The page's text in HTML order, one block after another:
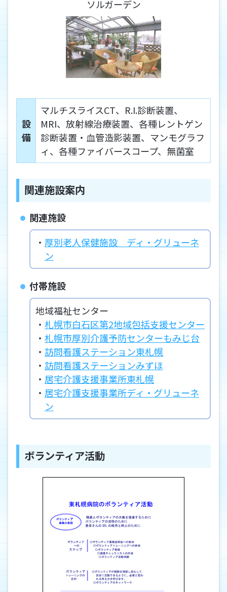
ソルガーデン
設
備
マルチスライスCT、R.I.診断装置、
MRI、放射線治療装置、各種レントゲン
診断装置・血管造影装置、マンモグラフ
ィ、各種ファイバースコープ、無菌室
関連施設案内
関連施設
厚別老人保健施設 ディ・グリューネ
ン
付帯施設
地域福祉センター
札幌市白石区第2地域包括支援センター
札幌市厚別介護予防センターもみじ台
訪問看護ステーション東札幌
訪問看護ステーションみずほ
居宅介護支援事業所東札幌
居宅介護支援事業所ディ・グリューネ
ン
ボランティア活動